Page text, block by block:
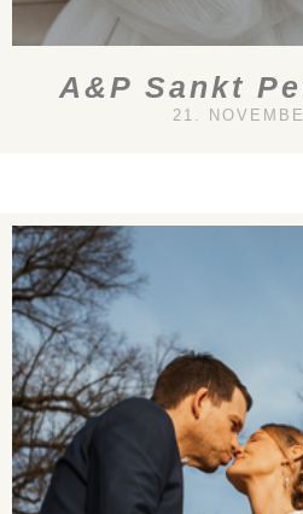
A&P Sankt
21.